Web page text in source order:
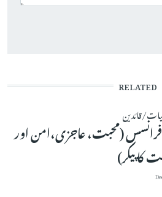
RELATED
قائدین
(محبت، عاجزی،امن اور
کا پیکر)